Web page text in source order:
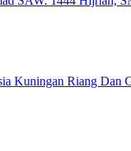
Kuningan Riang Dan